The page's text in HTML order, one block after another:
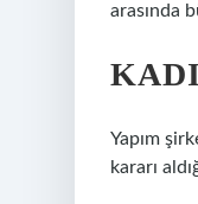
arasında
Yapım
kararı